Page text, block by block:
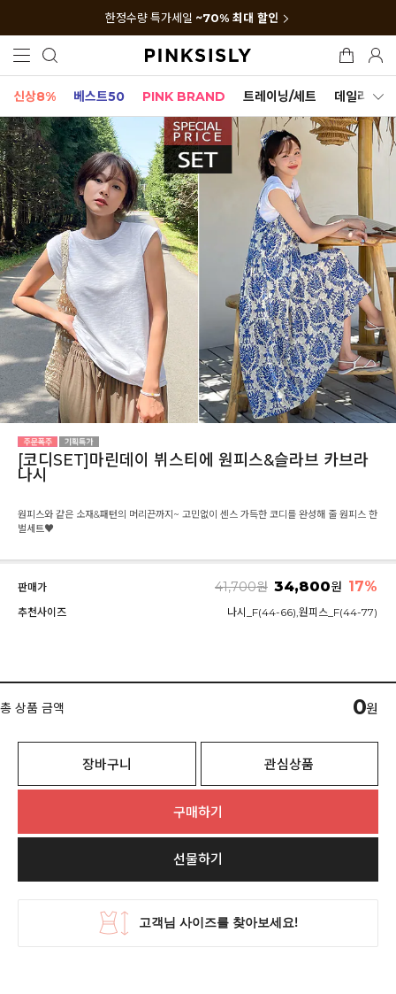
한정수량 특가세일 ~70% 최대 할인
신상8% 베스트50 PINK BRAND 트레이닝/세트 데일리세트
[코디SET]마린데이 뷔스티에 원피스&슬라브 카브라
나시
원피스와 같은 소재&패턴의 머리끈까지~ 고민없이 센스 가득한 코디를 완성해 줄 원피스 한
벌세트♥
판매가 41,700원 34,800원 17%
추천사이즈 나시_F(44-66),원피스_F(44-77)
총 상품 금액 0원
장바구니 관심상품
구매하기
선물하기